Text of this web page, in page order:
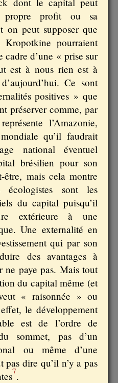
profit ou sa
on peut supposer que
pourraient
cadre d’une « prise sur
est à nous rien est à
Ce sont
positives » que
préserver comme, par
l’Amazonie,
qu’il faudrait
national éventuel
brésilien pour son
être, mais cela montre
écologistes sont les
du capital puisqu’il
extérieure à une
Une externalité en
qui par son
des avantages à
ne paye pas. Mais tout
du capital même (et
« raisonnée » ou
le développement
est de l’ordre de
sommet, pas d’un
ou même d’une
pas dire qu’il n’y a pas
7.